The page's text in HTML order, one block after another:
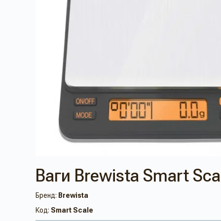
Ваги Brewista Smart
Бренд: Brewista
Код: Smart Scale